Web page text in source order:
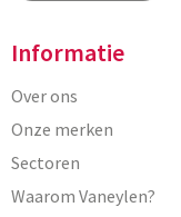
Informatie
Over ons
Onze merken
Sectoren
Waarom Vaneylen?